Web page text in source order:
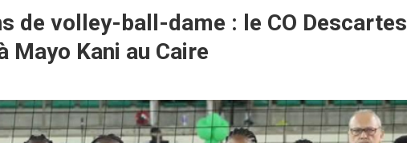
de volley-ball-dame : le CO Descartes
Mayo Kani au Caire